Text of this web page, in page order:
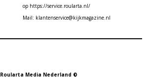
op https://service.roularta.nl/
Mail: klantenservice@kijkmagazine.nl
Roularta Media Nederland ©